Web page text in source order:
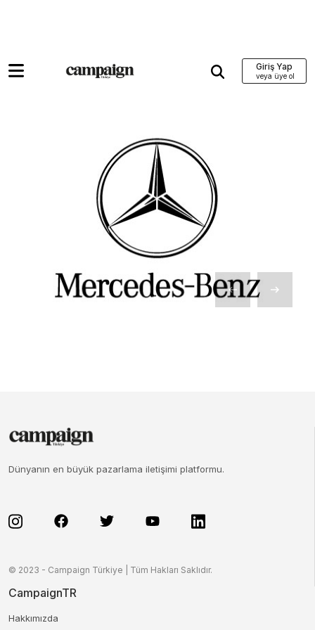
Giriş Yap
Dünyanın en büyük pazarlama iletişimi platformu.
© 2023 - Campaign Türkiye | Tüm Hakları Saklıdır.
CampaignTR
Hakkımızda